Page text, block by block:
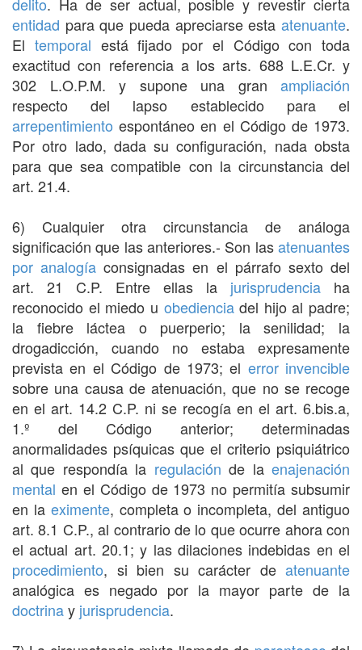
entidad para que pueda apreciarse esta atenuante.
El temporal está fijado por el Código con toda
exactitud con referencia a los arts. 688 L.E.Cr. y
302 L.O.P.M. y supone una gran ampliación
respecto del lapso establecido para el
arrepentimiento espontáneo en el Código de 1973.
Por otro lado, dada su configuración, nada obsta
para que sea compatible con la circunstancia del
art. 21.4.
6) Cualquier otra circunstancia de análoga
significación que las anteriores.- Son lasatenuantes
por analogía consignadas en el párrafo sexto del
art. 21 C.P. Entre ellas la jurisprudencia ha
reconocido el miedo u obedienciadel hijo al padre;
la fiebre láctea o puerperio; la senilidad; la
drogadicción, cuando no estaba expresamente
prevista en el Código de 1973; el error invencible
sobre una causa de atenuación, que no se recoge
en el art. 14.2 C.P. ni se recogía en el art. 6.bis.a,
1.º del Código anterior; determinadas
anormalidades psíquicas que el criterio psiquiátrico
al que respondía la regulación de laenajenación
mental en el Código de 1973 no permitía subsumir
en la eximente, completa o incompleta, del antiguo
art. 8.1 C.P., al contrario de lo que ocurre ahora con
el actual art. 20.1; y las dilaciones indebidas en el
procedimiento, si bien su carácter de atenuante
analógica es negado por la mayor parte de la
doctrinay jurisprudencia.